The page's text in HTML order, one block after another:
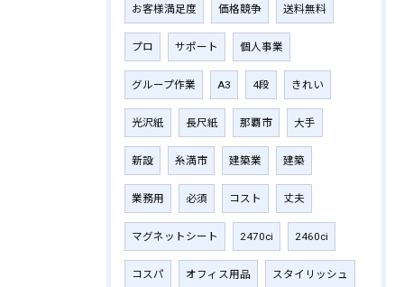
お客様満足度 価格競争 送料無料
プロ サポート 個人事業
グループ作業 A3 4段 きれい
光沢紙 長尺紙 那覇市 大手
新設 糸満市 建築業 建築
業務用 必須 コスト 丈夫
マグネットシート 2470ci 2460ci
コスパ オフィス用品 スタイリッシュ